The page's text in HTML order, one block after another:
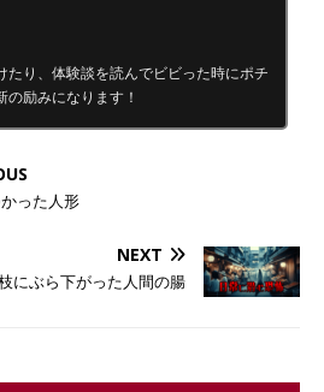
たり、体験談を読んでビビった時にポチ
励みになります！
った人形
NEXT
にぶら下がった人間の腸